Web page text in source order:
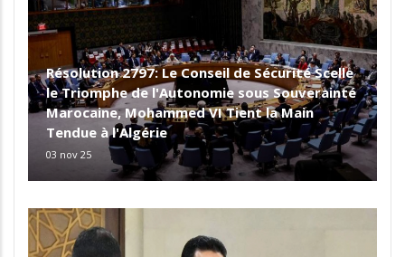
Résolution 2797: Le Conseil de Sécurité Scelle
le Triomphe de l'Autonomie sous Souverainté
Marocaine, Mohammed VI Tient la Main
Tendue à l'Algérie
03 nov 25